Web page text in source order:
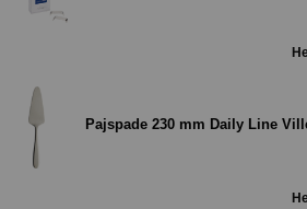
Pajspade 230 mm Daily Line